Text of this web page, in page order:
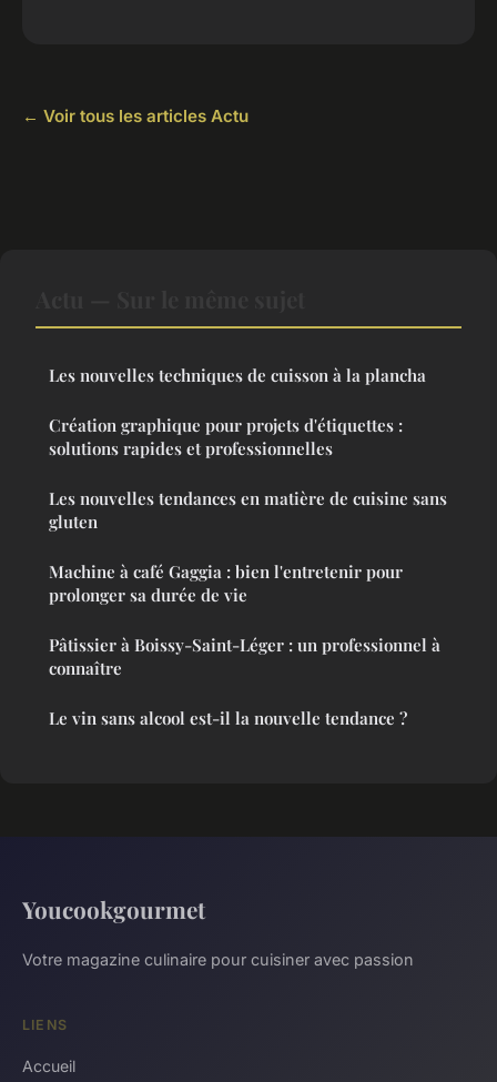
← Voir tous les articles Actu
Les nouvelles techniques de cuisson à la plancha
Création graphique pour projets d'étiquettes :
solutions rapides et professionnelles
Les nouvelles tendances en matière de cuisine sans
gluten
Machine à café Gaggia : bien l'entretenir pour
prolonger sa durée de vie
Pâtissier à Boissy-Saint-Léger : un professionnel à
connaître
Le vin sans alcool est-il la nouvelle tendance ?
Youcookgourmet
Votre magazine culinaire pour cuisiner avec passion
LIENS
Accueil